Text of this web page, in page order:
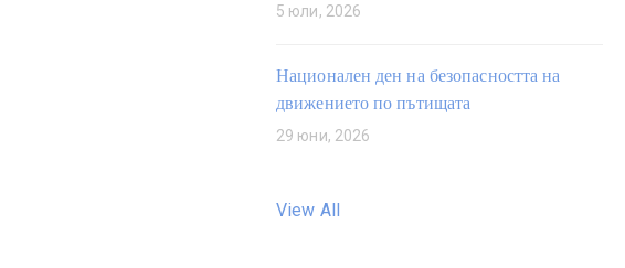
5 юли, 2026
Национален ден на безопасността на
движението по пътищата
29 юни, 2026
View All